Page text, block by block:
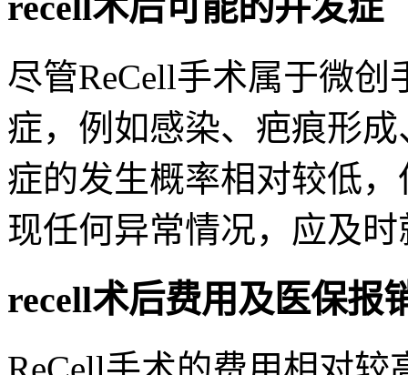
尽管ReCell手术属于微
症，例如感染、疤痕形
症的发生概率相对较低
现任何异常情况，应及时
recell术后费用及医保报